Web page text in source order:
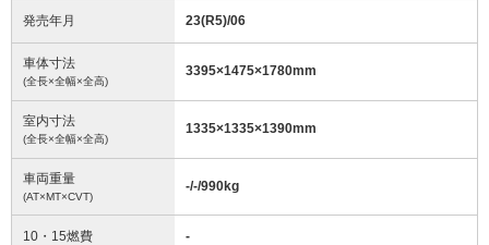
発売年月 23(R5)/06
車体寸法
(全長×全幅×全高)
3395×1475×1780mm
室内寸法
(全長×全幅×全高)
1335×1335×1390mm
車両重量
(AT×MT×CVT)
-/-/990kg
10・15燃費 -